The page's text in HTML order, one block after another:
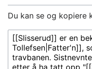
Du kan se og kopiere